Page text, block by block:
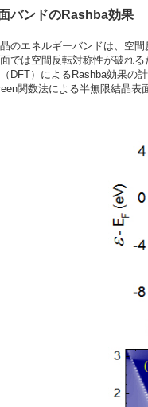
バンドのRashba効果
のエネルギーバンドは、空
では空間反転対称性が破れ
DFT）によるRashba効果の
関数法による半無限結晶表